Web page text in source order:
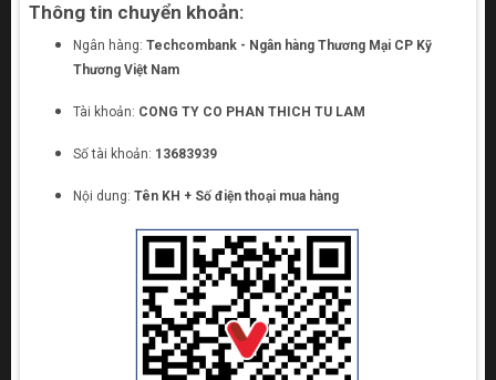
Thông tin chuyển khoản:
Ngân hàng: Techcombank - Ngân hàng Thương Mại CP Kỹ
Thương Việt Nam
Tài khoản: CONG TY CO PHAN THICH TU LAM
Số tài khoản: 13683939
Nội dung: Tên KH + Số điện thoại mua hàng